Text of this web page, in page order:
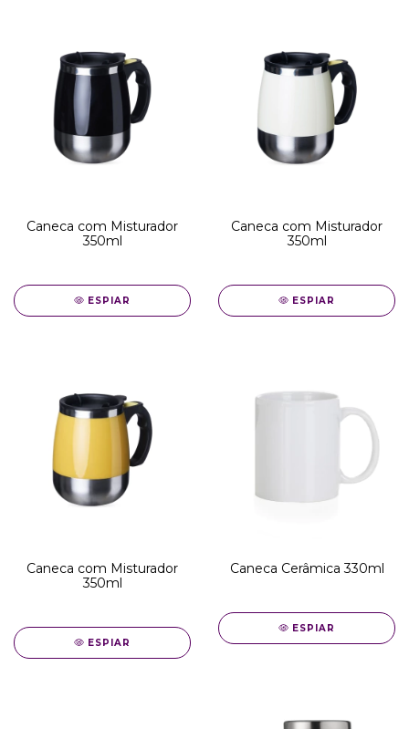
Caneca com Misturador
350ml
ESPIAR
Caneca com Misturador
350ml
ESPIAR
Caneca com Misturador
350ml
ESPIAR
Caneca Cerâmica 330ml
ESPIAR